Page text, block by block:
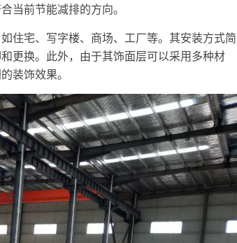
当前节能减排的方向。
住宅、写字楼、商场、工厂等。其安装方式简
更换。此外，由于其饰面层可以采用多种材
装饰效果。